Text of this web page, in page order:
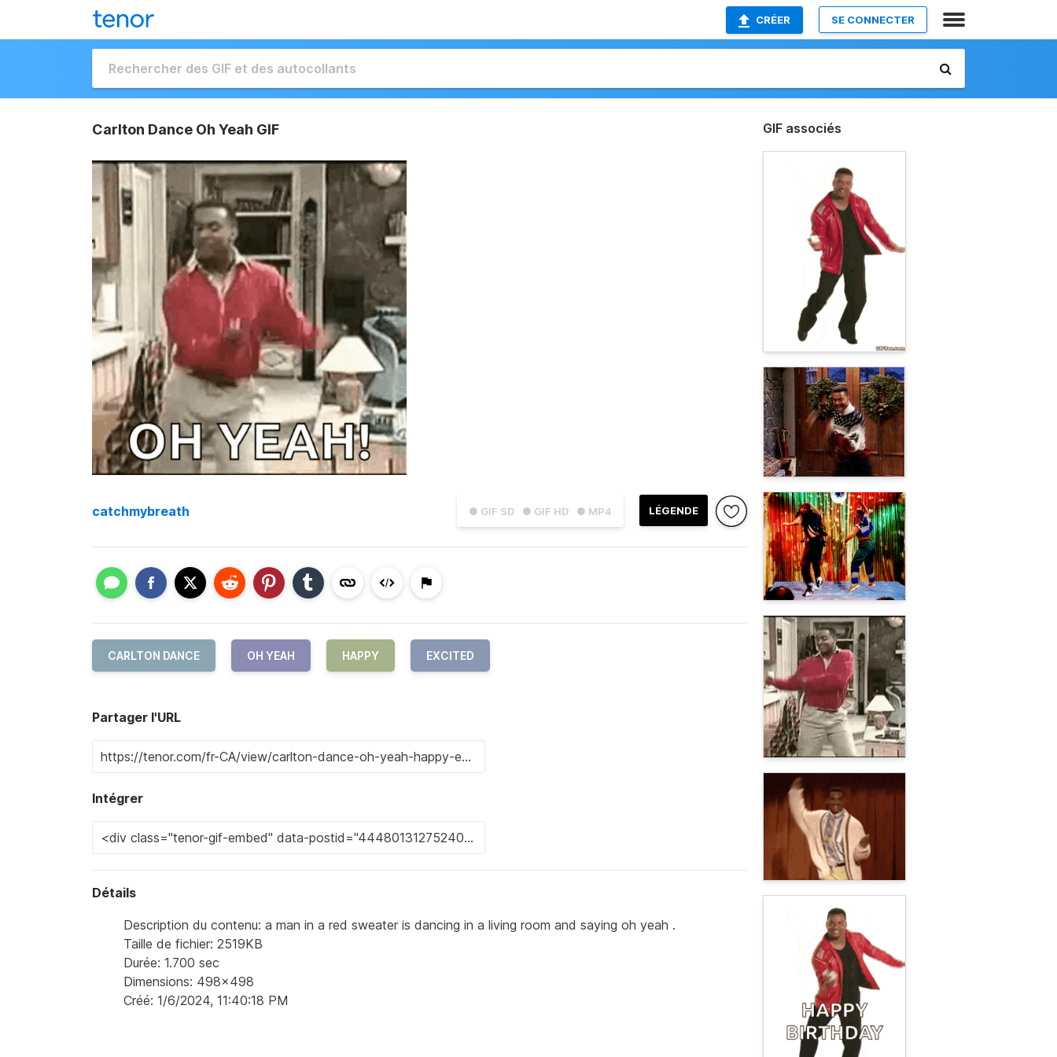
CRÉER SE CONNECTER
Carlton Dance Oh Yeah GIF
● GIF SD ● GIF HD ● MP4 LÉGENDE
catchmybreath
CARLTON DANCE OH YEAH HAPPY EXCITED
Partager l'URL
Intégrer
Détails
Description du contenu: a man in a red sweater is dancing in a living room and saying oh yeah .
Taille de fichier: 2519KB
Durée: 1.700 sec
Dimensions: 498x498
Créé: 1/6/2024, 11:40:18 PM
GIF associés